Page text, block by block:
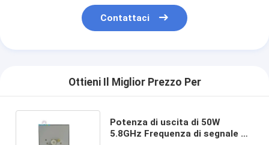
Contattaci
Ottieni Il Miglior Prezzo Per
Potenza di uscita di 50W
5.8GHz Frequenza di segnale di